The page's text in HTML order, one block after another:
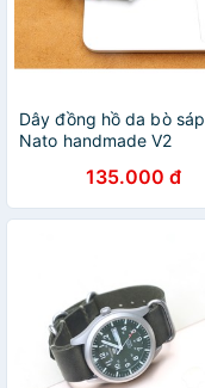
Dây đồng hồ da bò sáp
Nato handmade V2
135.000 đ